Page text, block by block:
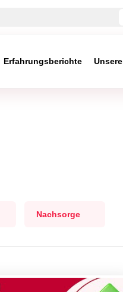
Erfahrungsberichte
Nachsorge